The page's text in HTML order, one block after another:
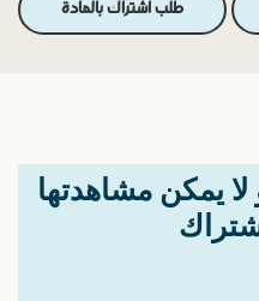
طلب اشتراك بالمادة
يمكن مشاهدتها